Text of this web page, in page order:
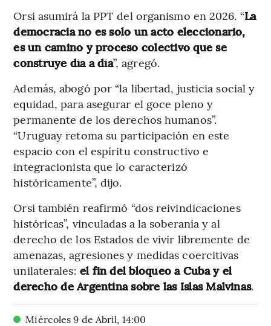
Orsi asumirá la PPT del organismo en 2026. “La
democracia no es solo un acto eleccionario,
es un camino y proceso colectivo que se
construye día a día”, agregó.
Además, abogó por “la libertad, justicia social y
equidad, para asegurar el goce pleno y
permanente de los derechos humanos”.
“Uruguay retoma su participación en este
espacio con el espíritu constructivo e
integracionista que lo caracterizó
históricamente”, dijo.
Orsi también reafirmó “dos reivindicaciones
históricas”, vinculadas a la soberanía y al
derecho de los Estados de vivir libremente de
amenazas, agresiones y medidas coercitivas
unilaterales: el fin del bloqueo a Cuba y el
derecho de Argentina sobre las Islas Malvinas.
Miércoles 9 de Abril, 14:00